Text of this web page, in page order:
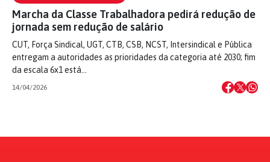
Marcha da Classe Trabalhadora pedirá redução de
jornada sem redução de salário
CUT, Força Sindical, UGT, CTB, CSB, NCST, Intersindical e Pública
entregam a autoridades as prioridades da categoria até 2030; fim
da escala 6x1 está…
14/04/2026